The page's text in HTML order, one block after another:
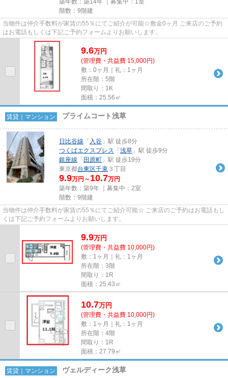
築年数：築14年 ｜募集中： 1室
階数：9階建
当物件は仲介手数料が家賃の55％にてご紹介が可能☆敷金0ヶ月 ご来店のご予約
はお電話もしくは下記ご予約フォームよりお願いします。
9.6万円
(管理費・共益費 15,000円)
敷：0ヶ月｜礼：1ヶ月
所在階：5階
間取り：1K
面積：25.56㎡
賃貸｜マンション プライムコート浅草
日比谷線 「 入谷 」駅 徒歩8分
つくばエクスプレス 「 浅草 」駅 徒歩9分
銀座線 「 田原町 」駅 徒歩19分
東京都台東区千束 ３丁目
9.9万円～ 10.7万円
築年数：築9年 ｜募集中： 2室
階数：9階建
当物件は仲介手数料が家賃の55％にてご紹介可能☆ ご来店のご予約はお電話もし
くは下記ご予約フォームよりお願いします。
9.9万円
(管理費・共益費 10,000円)
敷：1ヶ月｜礼：1ヶ月
所在階：3階
間取り：1R
面積：25.43㎡
10.7万円
(管理費・共益費 10,000円)
敷：1ヶ月｜礼：1ヶ月
所在階：4階
間取り：1R
面積：27.79㎡
賃貸｜マンション ヴェルディーク浅草